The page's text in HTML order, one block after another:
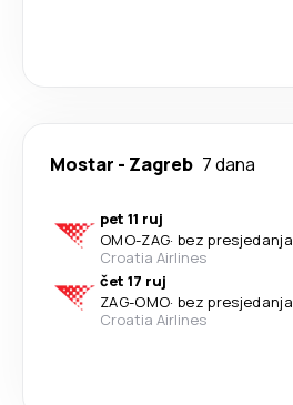
Mostar - Zagreb 7 dana
pet 11 ruj
OMO-ZAG· bez presjedanja
Croatia Airlines
čet 17 ruj
ZAG-OMO· bez presjedanja
Croatia Airlines